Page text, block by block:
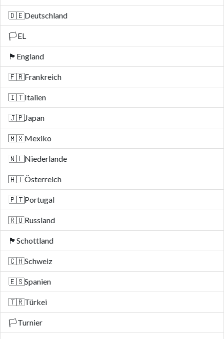
🇩🇪Deutschland
🏳️EL
🏴󠁧󠁢󠁥󠁮󠁧󠁿 England
🇫🇷Frankreich
🇮🇹Italien
🇯🇵Japan
🇲🇽Mexiko
🇳🇱Niederlande
🇦🇹Österreich
🇵🇹Portugal
🇷🇺Russland
🏴󠁧󠁢󠁳󠁣󠁴󠁿 Schottland
🇨🇭Schweiz
🇪🇸Spanien
🇹🇷Türkei
🏳️Turnier